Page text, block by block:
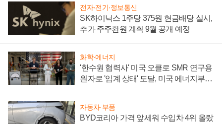
전자·전기·정보통신
SK하이닉스 1주당 375원 현금배당 실시,
추가 주주환원 계획 9월 공개 예정
화학·에너지
'한수원 협력사' 미국 오클로 SMR 연구용
원자로 '임계 상태' 도달, 미국 에너지부
자동차·부품
BYD코리아 가격 앞세워 수입차 4위 올랐